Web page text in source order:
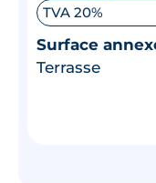
TVA 20%
Surface
Terrasse